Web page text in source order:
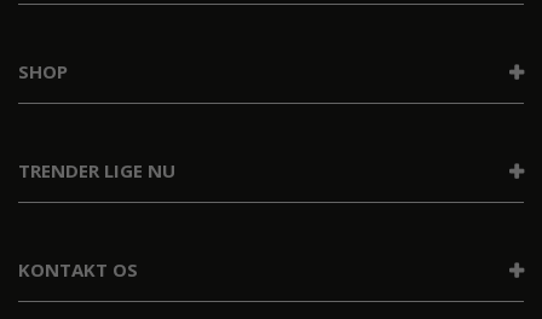
KONTAKT OS
TRENDER LIGE NU
SHOP